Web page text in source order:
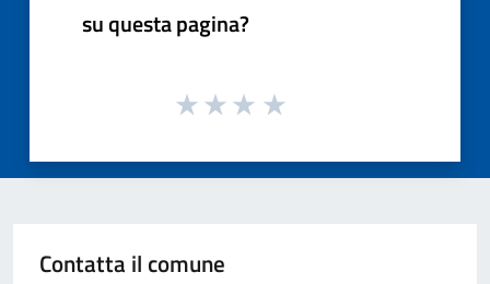
su questa pagina?
Contatta il comune